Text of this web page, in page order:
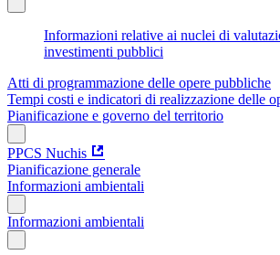
Informazioni relative ai nuclei di
investimenti pubblici
Atti di programmazione delle opere pubbliche
Tempi costi e indicatori di realizzazione delle
Pianificazione e governo del territorio
PPCS Nuchis
Pianificazione generale
Informazioni ambientali
Informazioni ambientali